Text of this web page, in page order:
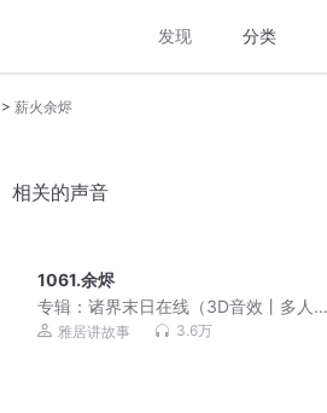
发现 分类
> 薪火余烬
相关的声音
1061.余烬
专辑： 诸界末日在线（3D音效丨多人丨
VIP免费）
雅居讲故事 3.6万